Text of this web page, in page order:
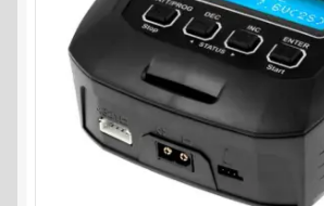
Datenschutzerklärung
Impressum